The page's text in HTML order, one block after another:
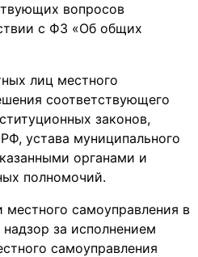
вопросов
с ФЗ «Об общих
лиц местного
соответствующего
законов,
устава муниципального
органами и
полномочий.
самоуправления в
за исполнением
самоуправления